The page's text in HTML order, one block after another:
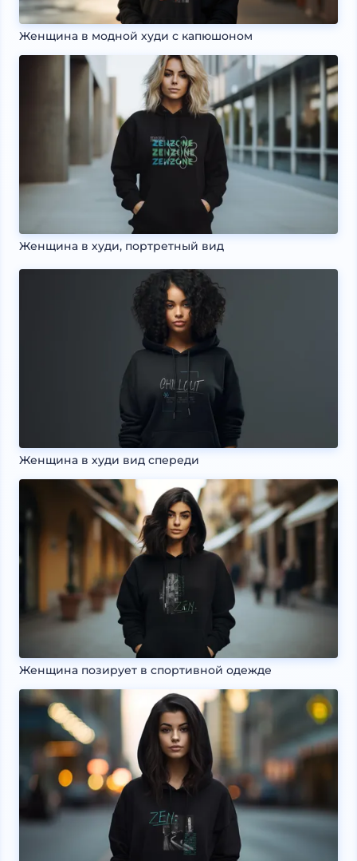
Женщина в модной худи с капюшоном
Женщина в худи, портретный вид
Женщина в худи вид спереди
Женщина позирует в спортивной одежде